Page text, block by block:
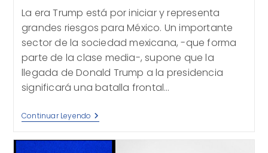
la
entrada:
La era Trump está por iniciar y representa
grandes riesgos para México. Un importante
sector de la sociedad mexicana, -que forma
parte de la clase media-, supone que la
llegada de Donald Trump a la presidencia
significará una batalla frontal…
Continuar Leyendo La
Era